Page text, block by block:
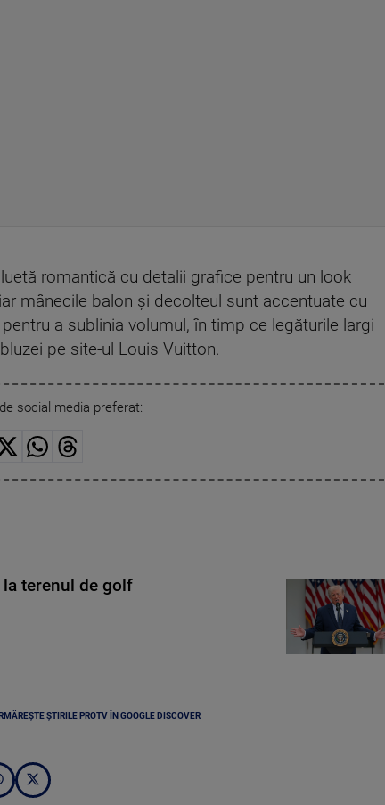
romantică cu detalii grafice pentru un look
mânecile balon şi decolteul sunt accentuate cu
a sublinia volumul, în timp ce legăturile largi
pe site-ul Louis Vuitton.
social media preferat:
la terenul de golf
ȘTIRILE PROTV ÎN GOOGLE DISCOVER